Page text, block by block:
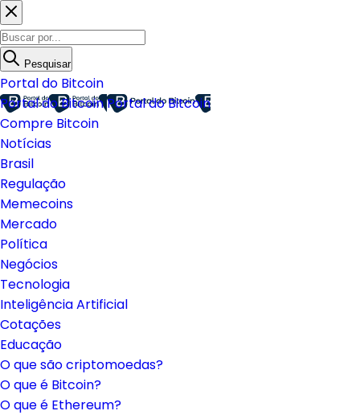
Pesquisar
Portal do Bitcoin
Portal do BitcoinPortal do Bitcoin
Compre Bitcoin
Notícias
Brasil
Regulação
Memecoins
Mercado
Política
Negócios
Tecnologia
Inteligência Artificial
Cotações
Educação
O que são criptomoedas?
O que é Bitcoin?
O que é Ethereum?